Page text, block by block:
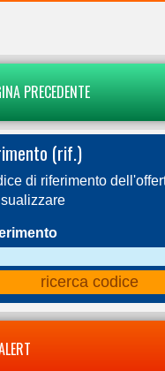
PRECEDENTE
(rif.)
di riferimento